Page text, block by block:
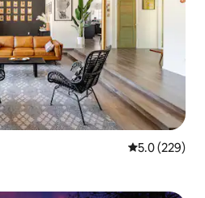
औसत रेटिंग 5 में
5.0 (229)